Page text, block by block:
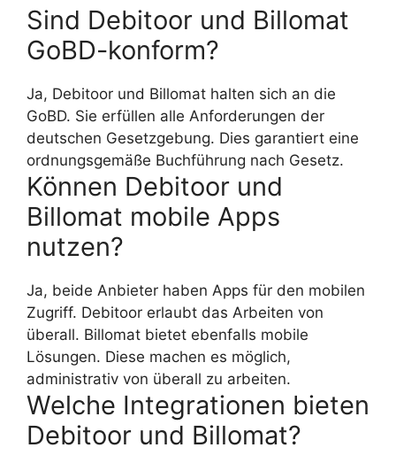
Sind Debitoor und Billomat
GoBD-konform?
Ja, Debitoor und Billomat halten sich an die
GoBD. Sie erfüllen alle Anforderungen der
deutschen Gesetzgebung. Dies garantiert eine
ordnungsgemäße Buchführung nach Gesetz.
Können Debitoor und
Billomat mobile Apps
nutzen?
Ja, beide Anbieter haben Apps für den mobilen
Zugriff. Debitoor erlaubt das Arbeiten von
überall. Billomat bietet ebenfalls mobile
Lösungen. Diese machen es möglich,
administrativ von überall zu arbeiten.
Welche Integrationen bieten
Debitoor und Billomat?